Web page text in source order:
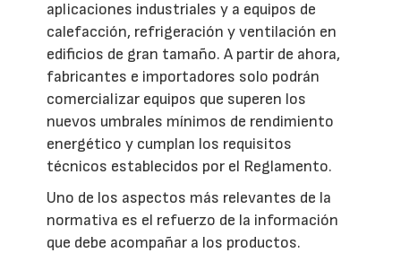
aplicaciones industriales y a equipos de
calefacción, refrigeración y ventilación en
edificios de gran tamaño. A partir de ahora,
fabricantes e importadores solo podrán
comercializar equipos que superen los
nuevos umbrales mínimos de rendimiento
energético y cumplan los requisitos
técnicos establecidos por el Reglamento.
Uno de los aspectos más relevantes de la
normativa es el refuerzo de la información
que debe acompañar a los productos.